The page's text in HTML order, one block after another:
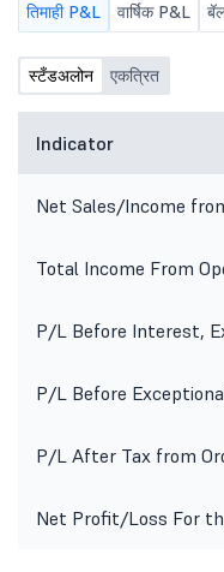
तिमाही P&L वार्षिक P&L
स्टँडअलोन एकत्रित
Indicator
Net Sales/Income
Total Income From
P/L Before Interest,
P/L Before
P/L After Tax from
Net Profit/Loss For